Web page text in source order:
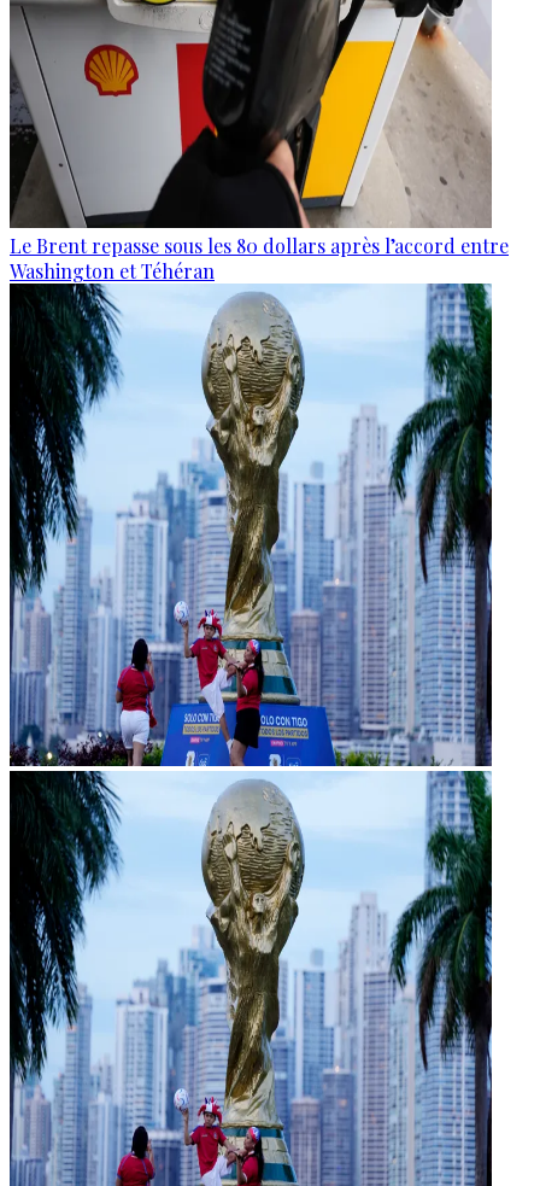
Le Brent repasse sous les 80 dollars après l’accord entre
Washington et Téhéran